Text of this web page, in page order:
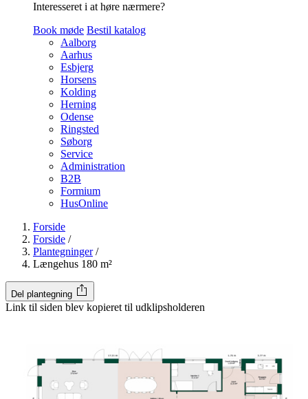
Interesseret i at høre nærmere?
Book møde Bestil katalog
Aalborg
Aarhus
Esbjerg
Horsens
Kolding
Herning
Odense
Ringsted
Søborg
Service
Administration
B2B
Formium
HusOnline
Forside
Forside /
Plantegninger /
Længehus 180 m²
Del plantegning
Link til siden blev kopieret til udklipsholderen